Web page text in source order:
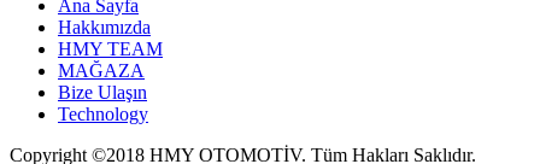
Ana Sayfa
Hakkımızda
HMY TEAM
MAĞAZA
Bize Ulaşın
Technology
Copyright ©2018 HMY OTOMOTİV. Tüm Hakları Saklıdır.